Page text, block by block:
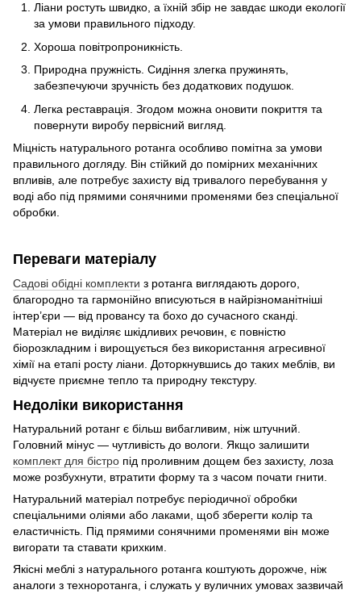
Ліани ростуть швидко, а їхній збір не завдає шкоди екології
за умови правильного підходу.
Хороша повітропроникність.
Природна пружність. Сидіння злегка пружинять,
забезпечуючи зручність без додаткових подушок.
Легка реставрація. Згодом можна оновити покриття та
повернути виробу первісний вигляд.
Міцність натурального ротанга особливо помітна за умови
правильного догляду. Він стійкий до помірних механічних
впливів, але потребує захисту від тривалого перебування у
воді або під прямими сонячними променями без спеціальної
обробки.
Переваги матеріалу
Садові обідні комплекти з ротанга виглядають дорого,
благородно та гармонійно вписуються в найрізноманітніші
інтер’єри — від провансу та бохо до сучасного сканді.
Матеріал не виділяє шкідливих речовин, є повністю
біорозкладним і вирощується без використання агресивної
хімії на етапі росту ліани. Доторкнувшись до таких меблів, ви
відчуєте приємне тепло та природну текстуру.
Недоліки використання
Натуральний ротанг є більш вибагливим, ніж штучний.
Головний мінус — чутливість до вологи. Якщо залишити
комплект для бістро під проливним дощем без захисту, лоза
може розбухнути, втратити форму та з часом почати гнити.
Натуральний матеріал потребує періодичної обробки
спеціальними оліями або лаками, щоб зберегти колір та
еластичність. Під прямими сонячними променями він може
вигорати та ставати крихким.
Якісні меблі з натурального ротанга коштують дорожче, ніж
аналоги з техноротанга, і служать у вуличних умовах зазвичай